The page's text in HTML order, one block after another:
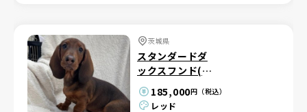
茨城県
スタンダードダ
ックスフンド(ス
ムース)185,000円（税込）
レッド